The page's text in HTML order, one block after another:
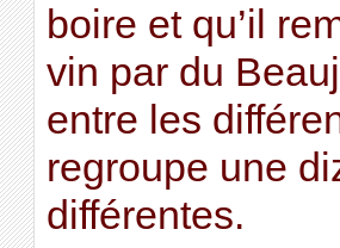
boire et qu’il
vin par du
entre les
regroupe une
différentes.